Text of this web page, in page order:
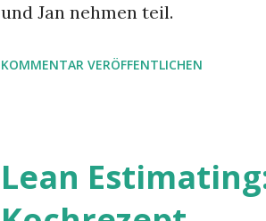
und Jan nehmen teil.
KOMMENTAR VERÖFFENTLICHEN
Lean